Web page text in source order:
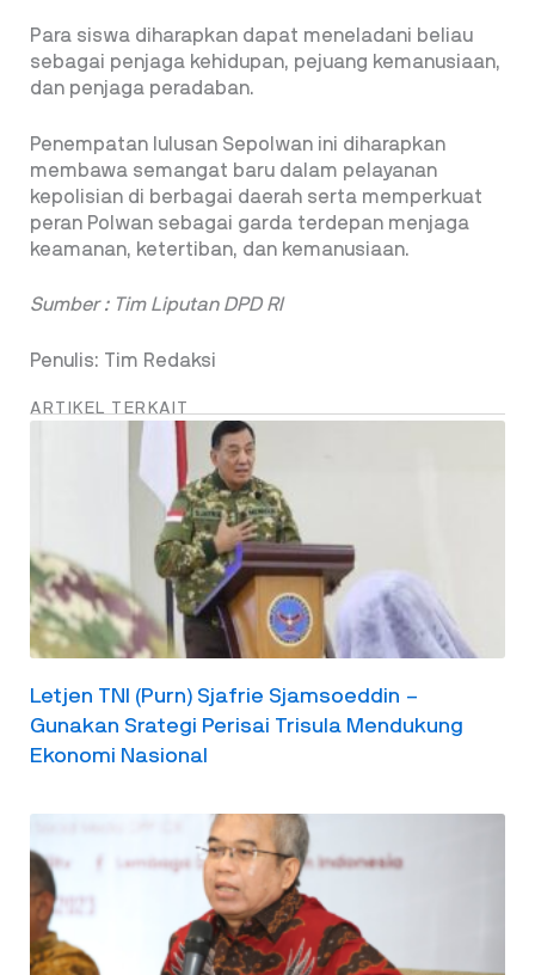
Para siswa diharapkan dapat meneladani beliau
sebagai penjaga kehidupan, pejuang kemanusiaan,
dan penjaga peradaban.
Penempatan lulusan Sepolwan ini diharapkan
membawa semangat baru dalam pelayanan
kepolisian di berbagai daerah serta memperkuat
peran Polwan sebagai garda terdepan menjaga
keamanan, ketertiban, dan kemanusiaan.
Sumber : Tim Liputan DPD RI
Penulis: Tim Redaksi
ARTIKEL TERKAIT
Letjen TNI (Purn) Sjafrie Sjamsoeddin –
Gunakan Srategi Perisai Trisula Mendukung
Ekonomi Nasional